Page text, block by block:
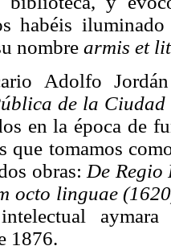
habéis
nombre armis et
Adolfo
de la
en la época de
que tomamos
obras: De
octo linguae
1876.